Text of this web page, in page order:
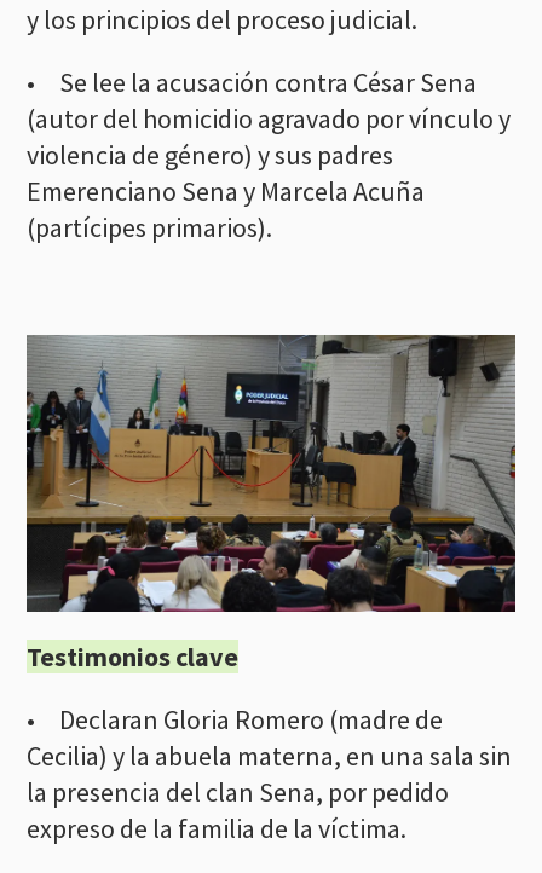
y los principios del proceso judicial.
• Se lee la acusación contra César Sena
(autor del homicidio agravado por vínculo y
violencia de género) y sus padres
Emerenciano Sena y Marcela Acuña
(partícipes primarios).
Testimonios clave
• Declaran Gloria Romero (madre de
Cecilia) y la abuela materna, en una sala sin
la presencia del clan Sena, por pedido
expreso de la familia de la víctima.